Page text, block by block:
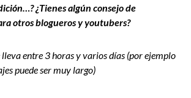
¿Tienes algún consejo de
otros blogueros y youtubers?
entre 3 horas y varios días (por ejemplo
puede ser muy largo)